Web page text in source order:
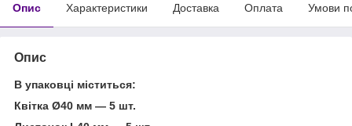
Опис Характеристики Доставка Оплата Умови
Опис
В упаковці міститься:
Квітка Ø40 мм — 5 шт.